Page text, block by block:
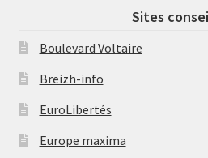
Sites
Boulevard Voltaire
Breizh-info
EuroLibertés
Europe maxima